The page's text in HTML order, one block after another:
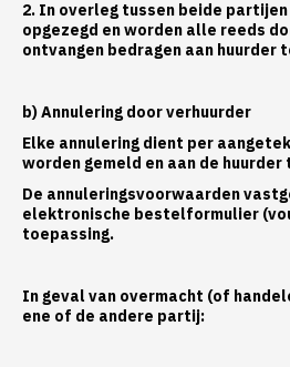
2. In overleg tussen beide
opgezegd en worden alle reeds
ontvangen bedragen aan huurder
b) Annulering door verhuurder
Elke annulering dient per
worden gemeld en aan de
De annuleringsvoorwaarden
elektronische bestelformulier
toepassing.
In geval van overmacht (of
ene of de andere partij: